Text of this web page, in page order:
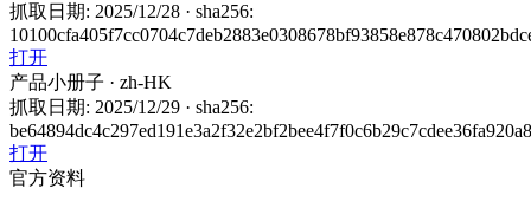
抓取日期: 2025/12/28 · sha256:
打开
产品小册子 · zh-HK
抓取日期: 2025/12/29 · sha256:
打开
官方资料